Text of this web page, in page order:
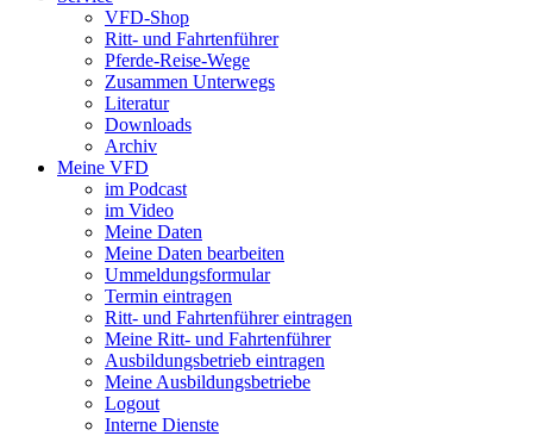
VFD-Shop
Ritt- und Fahrtenführer
Pferde-Reise-Wege
Zusammen Unterwegs
Literatur
Downloads
Archiv
Meine VFD
im Podcast
im Video
Meine Daten
Meine Daten bearbeiten
Ummeldungsformular
Termin eintragen
Ritt- und Fahrtenführer eintragen
Meine Ritt- und Fahrtenführer
Ausbildungsbetrieb eintragen
Meine Ausbildungsbetriebe
Logout
Interne Dienste